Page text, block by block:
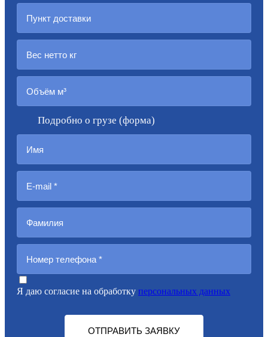
Подробно о грузе (форма)
Я даю согласие на обработку персональных данных
ОТПРАВИТЬ ЗАЯВКУ